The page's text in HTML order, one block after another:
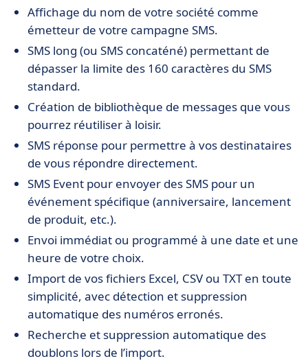
Affichage du nom de votre société comme
émetteur de votre campagne SMS.
SMS long (ou SMS concaténé) permettant de
dépasser la limite des 160 caractères du SMS
standard.
Création de bibliothèque de messages que vous
pourrez réutiliser à loisir.
SMS réponse pour permettre à vos destinataires
de vous répondre directement.
SMS Event pour envoyer des SMS pour un
événement spécifique (anniversaire, lancement
de produit, etc.).
Envoi immédiat ou programmé à une date et une
heure de votre choix.
Import de vos fichiers Excel, CSV ou TXT en toute
simplicité, avec détection et suppression
automatique des numéros erronés.
Recherche et suppression automatique des
doublons lors de l’import.